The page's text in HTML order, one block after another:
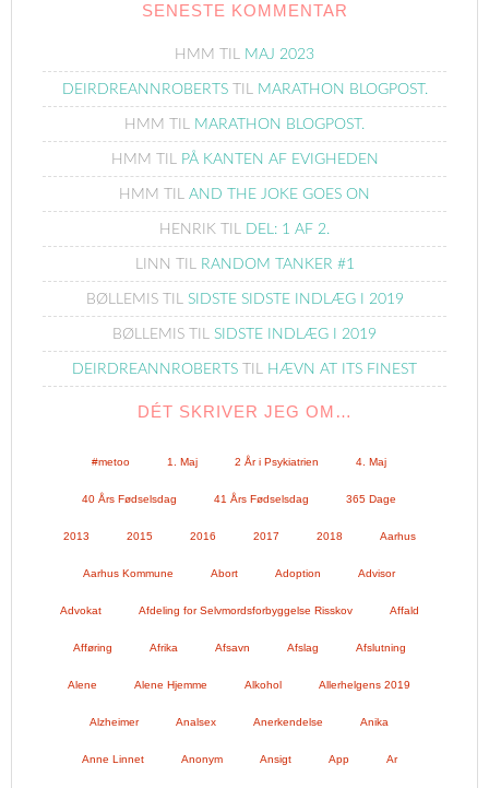
SENESTE KOMMENTAR
HMM TIL MAJ 2023
DEIRDREANNROBERTSTIL MARATHON BLOGPOST.
HMM TIL MARATHON BLOGPOST.
HMM TIL PÅ KANTEN AF EVIGHEDEN
HMM TIL AND THE JOKE GOES ON
HENRIK TIL DEL: 1 AF 2.
LINN TIL RANDOM TANKER #1
BØLLEMISTIL SIDSTE SIDSTE INDLÆG I 2019
BØLLEMIS TIL SIDSTE INDLÆG I 2019
DEIRDREANNROBERTS TIL HÆVN AT ITS FINEST
DÉT SKRIVER JEG OM…
#metoo 1. Maj 2 År i Psykiatrien 4. Maj
40 Års Fødselsdag 41 Års Fødselsdag 365 Dage
2013 2015 2016 2017 2018 Aarhus
Aarhus Kommune Abort Adoption Advisor
Advokat Afdeling for Selvmordsforbyggelse Risskov Affald
Afføring Afrika Afsavn Afslag Afslutning
Alene Alene Hjemme Alkohol Allerhelgens 2019
Alzheimer Analsex Anerkendelse Anika
Anne Linnet Anonym Ansigt App Ar